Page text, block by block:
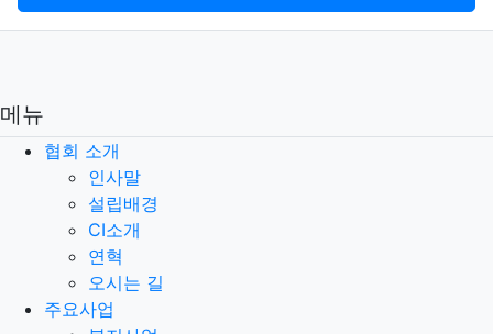
메뉴
협회 소개
인사말
설립배경
CI소개
연혁
오시는 길
주요사업